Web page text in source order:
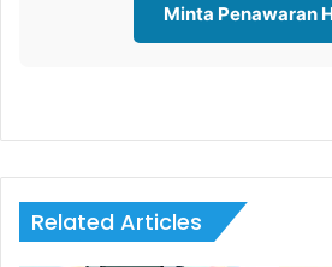
Minta Penawaran
Related Articles